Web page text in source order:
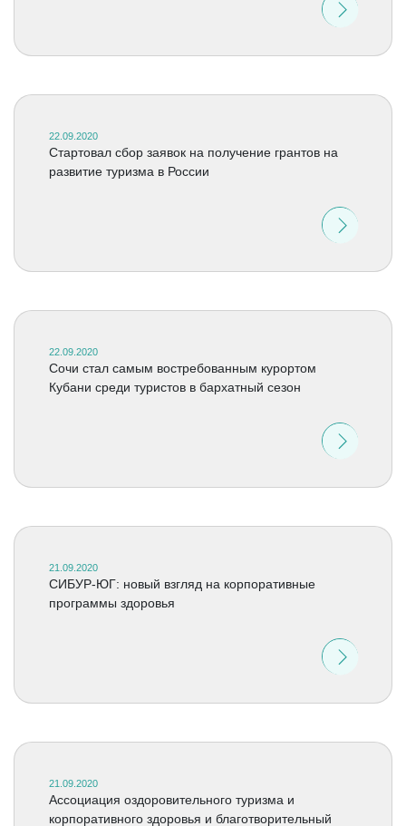
22.09.2020
Стартовал сбор заявок на получение грантов на
развитие туризма в России
22.09.2020
Сочи стал самым востребованным курортом
Кубани среди туристов в бархатный сезон
21.09.2020
СИБУР-ЮГ: новый взгляд на корпоративные
программы здоровья
21.09.2020
Ассоциация оздоровительного туризма и
корпоративного здоровья и благотворительный